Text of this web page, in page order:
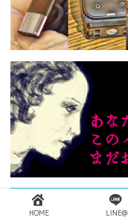
HOME LINE@